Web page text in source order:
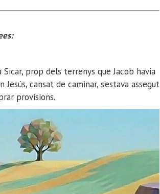
Sicar, prop dels terrenys que Jacob havia
cansat de caminar, s’estava assegut
provisions.